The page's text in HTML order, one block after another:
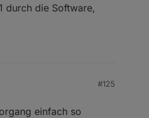
nicht erreicht ist. Die
das Heizen als
durch die Software,
#125
einfach so